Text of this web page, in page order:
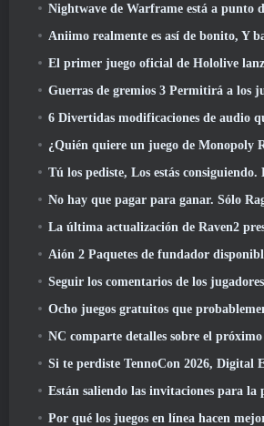
Nightwave de Warframe está a punto de regresar
Aniimo realmente es así de bonito, Y
El primer juego oficial de Hololive
Guerras de gremios 3 Permitirá a los jugadores experimentar el mundo de Tyria antes
6 Divertidas modificaciones de audio que debes
¿Quién quiere un juego de Monopoly RuneScape??
Tú los pediste, Los estás consiguiendo. Los dragones
No hay que pagar para ganar. Sólo Ragnarök. Origin
La última actualización de Raven2 presenta el sistema de despertar de habilidades, Brindar a los
Aión 2 Paquetes de fundador disponibles para su compra, Completo
Seguir los comentarios de los jugadores, Los jugadores de League Of Legends Classic no
Ocho juegos gratuitos que probablemente pasaste por alto y que
NC comparte detalles sobre el próximo
Si te perdiste TennoCon 2026, Digital Extremes
Están saliendo las invitaciones para la prueba de
Por qué los juegos en línea hacen mejor anime